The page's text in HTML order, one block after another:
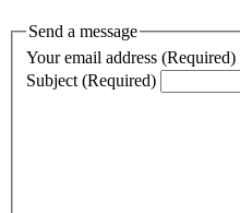
Send a message
Your email address (Required)
Subject (Required)